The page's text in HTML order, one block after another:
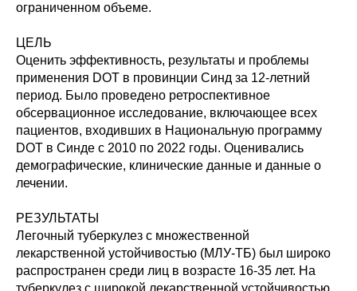
ограниченном объеме.
ЦЕЛЬ
Оценить эффективность, результаты и проблемы
применения DOT в провинции Синд за 12-летний
период. Было проведено ретроспективное
обсервационное исследование, включающее всех
пациентов, входивших в Национальную программу
DOT в Синде с 2010 по 2022 годы. Оценивались
демографические, клинические данные и данные о
лечении.
РЕЗУЛЬТАТЫ
Легочный туберкулез с множественной
лекарственной устойчивостью (МЛУ-ТБ) был широко
распространен среди лиц в возрасте 16-35 лет. На
туберкулез с широкой лекарственной устойчивостью